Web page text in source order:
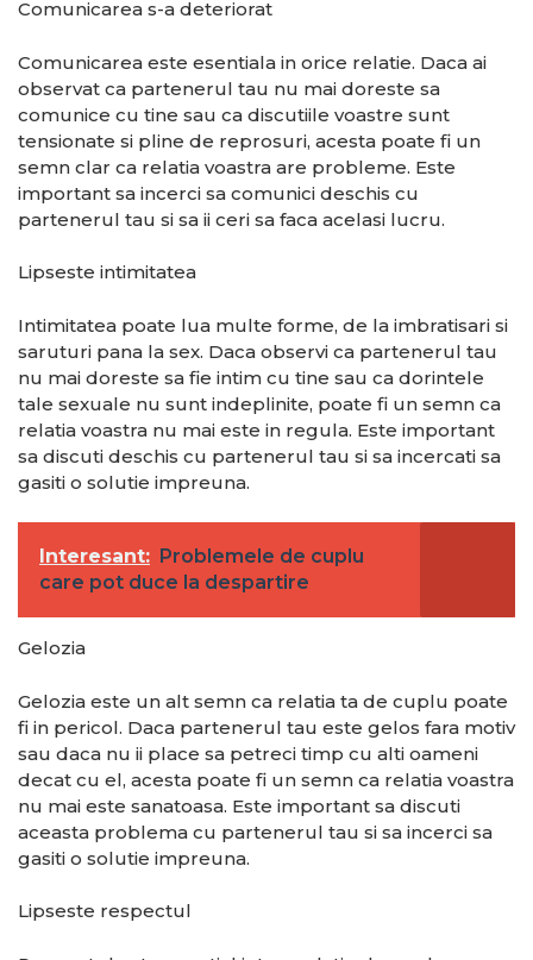
Comunicarea s-a deteriorat
Comunicarea este esentiala in orice relatie. Daca ai
observat ca partenerul tau nu mai doreste sa
comunice cu tine sau ca discutiile voastre sunt
tensionate si pline de reprosuri, acesta poate fi un
semn clar ca relatia voastra are probleme. Este
important sa incerci sa comunici deschis cu
partenerul tau si sa ii ceri sa faca acelasi lucru.
Lipseste intimitatea
Intimitatea poate lua multe forme, de la imbratisari si
saruturi pana la sex. Daca observi ca partenerul tau
nu mai doreste sa fie intim cu tine sau ca dorintele
tale sexuale nu sunt indeplinite, poate fi un semn ca
relatia voastra nu mai este in regula. Este important
sa discuti deschis cu partenerul tau si sa incercati sa
gasiti o solutie impreuna.
Interesant: Problemele de cuplu
care pot duce la despartire
Gelozia
Gelozia este un alt semn ca relatia ta de cuplu poate
fi in pericol. Daca partenerul tau este gelos fara motiv
sau daca nu ii place sa petreci timp cu alti oameni
decat cu el, acesta poate fi un semn ca relatia voastra
nu mai este sanatoasa. Este important sa discuti
aceasta problema cu partenerul tau si sa incerci sa
gasiti o solutie impreuna.
Lipseste respectul